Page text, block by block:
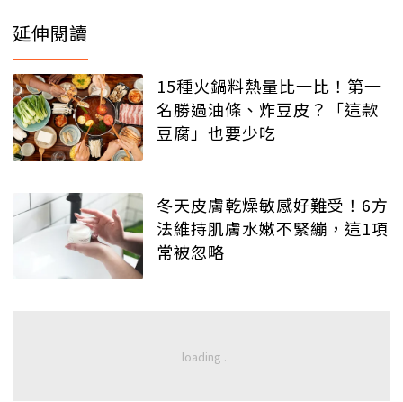
延伸閱讀
15種火鍋料熱量比一比！第一
名勝過油條、炸豆皮？「這款
豆腐」也要少吃
冬天皮膚乾燥敏感好難受！6方
法維持肌膚水嫩不緊繃，這1項
常被忽略